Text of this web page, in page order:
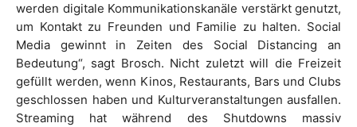
werden digitale Kommunikationskanäle verstärkt genutzt,
um Kontakt zu Freunden und Familie zu halten. Social
Media gewinnt in Zeiten des Social Distancing an
Bedeutung“, sagt Brosch. Nicht zuletzt will die Freizeit
gefüllt werden, wenn Kinos, Restaurants, Bars und Clubs
geschlossen haben und Kulturveranstaltungen ausfallen.
Streaming hat während des Shutdowns massiv